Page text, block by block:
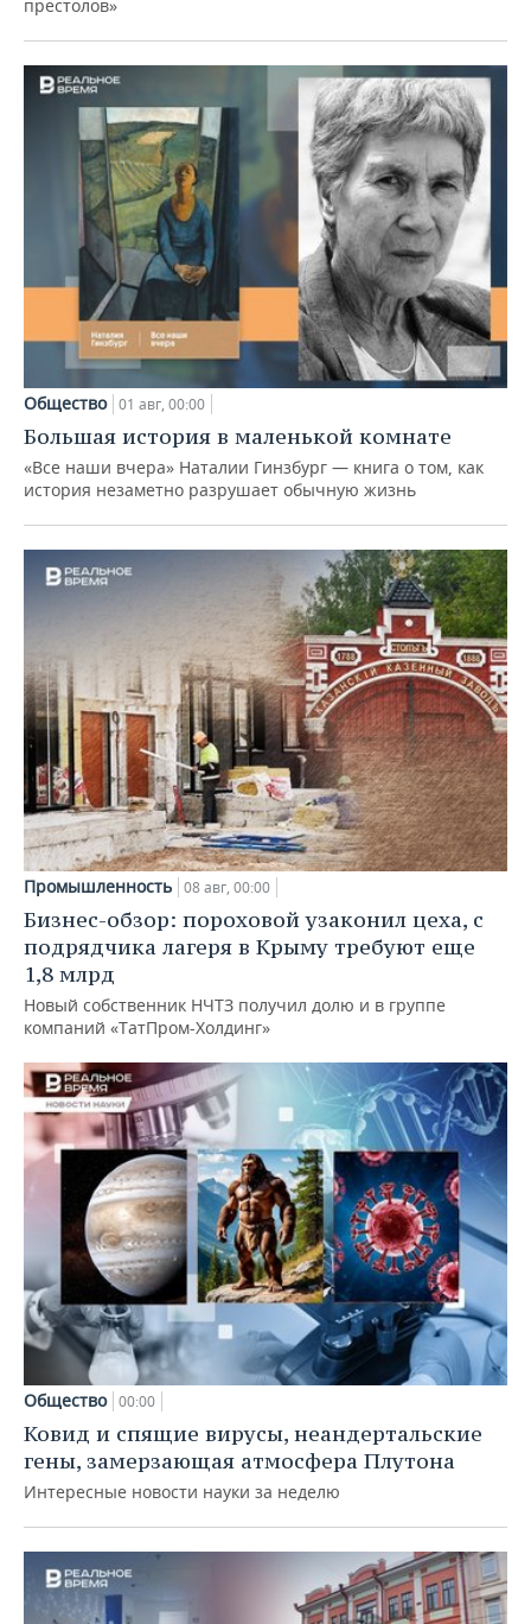
престолов»
Общество 01 авг, 00:00
Большая история в маленькой комнате
«Все наши вчера» Наталии Гинзбург — книга о том, как
история незаметно разрушает обычную жизнь
Промышленность 08 авг, 00:00
Бизнес-обзор: пороховой узаконил цеха, с
подрядчика лагеря в Крыму требуют еще
1,8 млрд
Новый собственник НЧТЗ получил долю и в группе
компаний «ТатПром-Холдинг»
Общество 00:00
Ковид и спящие вирусы, неандертальские
гены, замерзающая атмосфера Плутона
Интересные новости науки за неделю